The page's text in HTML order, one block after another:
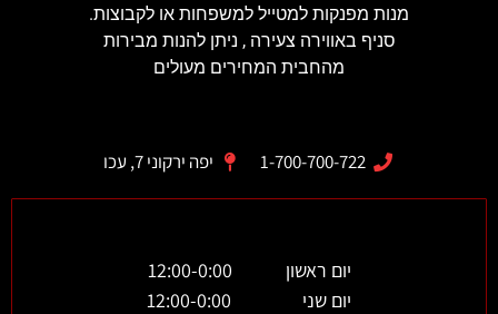
מנות מפנקות למטייל למשפחות או לקבוצות.
סניף באווירה צעירה , ניתן להנות מבירות
מהחבית המחירים מעולים
1-700-700-722 יפה ירקוני 7, עכו
יום ראשון 12:00-0:00
יום שני 12:00-0:00